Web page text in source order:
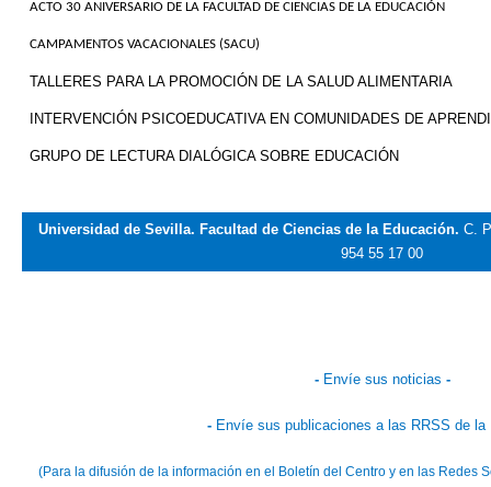
ACTO 30 ANIVERSARIO DE LA FACULTAD DE CIENCIAS DE LA EDUCACIÓN
CAMPAMENTOS VACACIONALES (SACU)
TALLERES PARA LA PROMOCIÓN DE LA SALUD ALIMENTARIA
INTERVENCIÓN PSICOEDUCATIVA EN COMUNIDADES DE
GRUPO DE LECTURA DIALÓGICA SOBRE EDUCACIÓN
Universidad de Sevilla. Facultad de Ciencias de la Educación. C.
954 55 17 00
- Envíe sus noticias -
- Envíe sus publicaciones a las RRSS de la
(Para la difusión de la información en el Boletín del Centro y en las Redes